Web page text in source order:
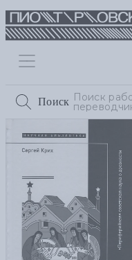
Поиск